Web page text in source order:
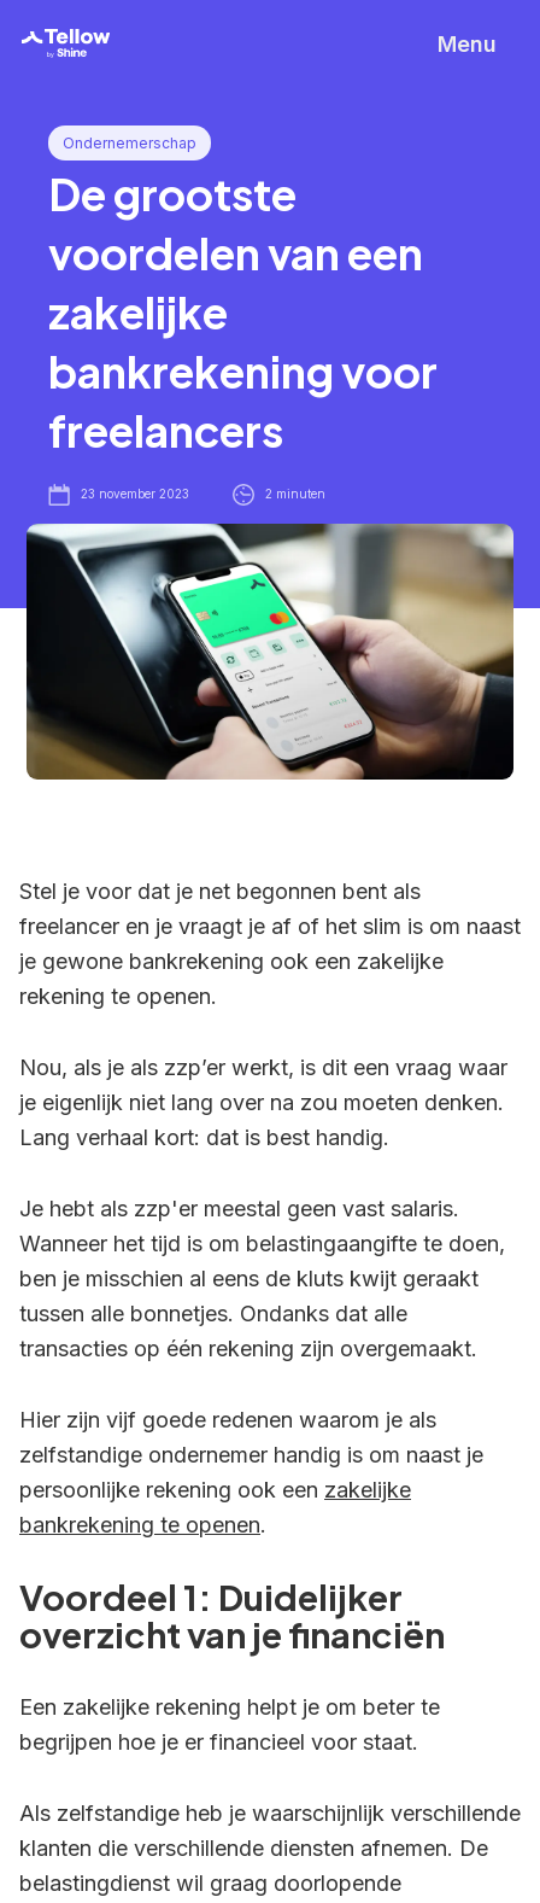
Menu
Ondernemerschap
Degrootste
voordelenvan een
zakelijke
bankrekeningvoor
freelancers
23 november 2023 2 minuten
Stel je voor dat je net begonnen bent als
freelancer en je vraagt je af of het slim is om naast
je gewone bankrekening ook een zakelijke
rekening te openen.
Nou, als je als zzp’er werkt, is dit een vraag waar
je eigenlijk niet lang over na zou moeten denken.
Lang verhaal kort: dat is best handig.
Je hebt als zzp'er meestal geen vast salaris.
Wanneer het tijd is om belastingaangifte te doen,
ben je misschien al eens de kluts kwijt geraakt
tussen alle bonnetjes. Ondanks dat alle
transacties op één rekening zijn overgemaakt.
Hier zijn vijf goede redenen waarom je als
zelfstandige ondernemer handig is om naast je
persoonlijke rekening ook een zakelijke
bankrekening te openen.
Voordeel 1: Duidelijker
overzicht van je financiën
Een zakelijke rekening helpt je om beter te
begrijpen hoe je er financieel voor staat.
Als zelfstandige heb je waarschijnlijk verschillende
klanten die verschillende diensten afnemen. De
belastingdienst wil graag doorlopende